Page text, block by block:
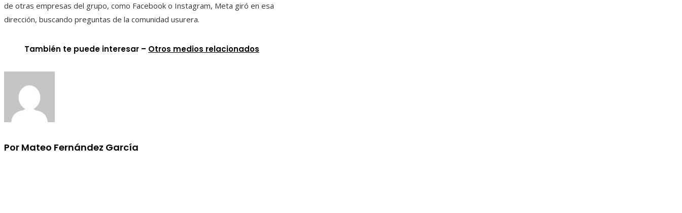
de otras empresas del grupo, como Facebook o Instagram, Meta giró en esa
dirección, buscando preguntas de la comunidad usurera.
También te puede interesar – Otros medios relacionados
Por Mateo Fernández García